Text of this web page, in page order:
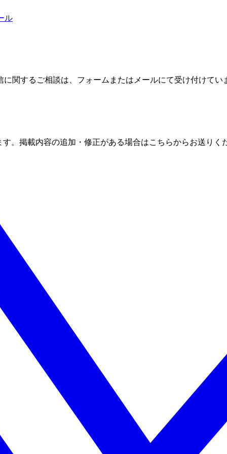
ル
関するご相談は、フォームまたはメールにて受け付けてい
。掲載内容の追加・修正がある場合はこちらからお送りく